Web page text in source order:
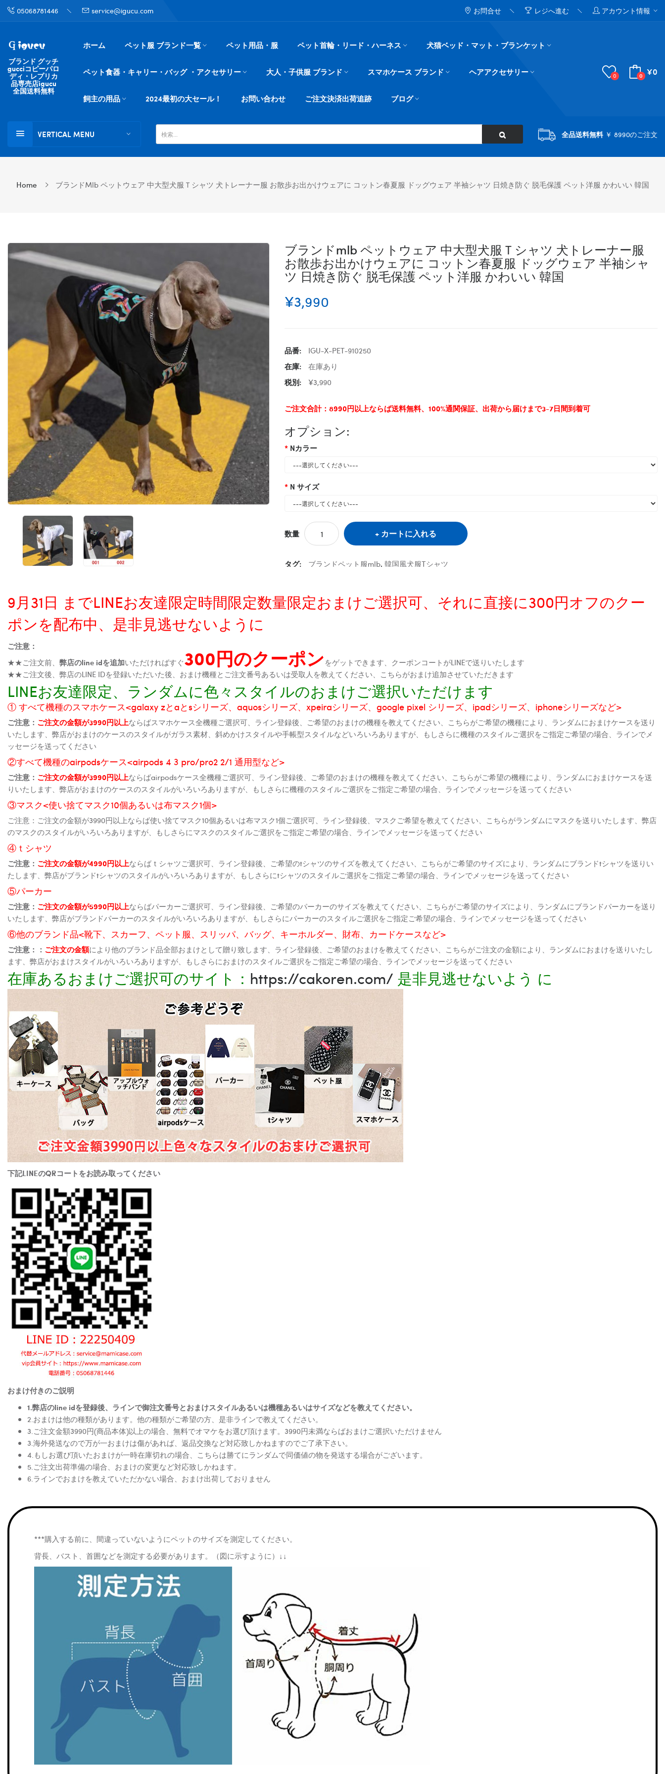
05068781446 service@igucu.com お問合せ レジへ進む アカウント情報
ブランド グッチ
gucciコピーパロ
ディ・レプリカ
品専売店igucu
全国送料無料
ホーム ペット服 ブランド一覧 ペット用品・服 ペット首輪・リード・ハーネス 犬猫ベッド・マット・ブランケット
ペット食器・キャリー・バッグ ・アクセサリー 大人・子供服 ブランド スマホケース ブランド ヘアアクセサリー
飼主の用品 2024最初の大セール！ お問い合わせ ご注文決済出荷追跡 ブログ
0 0 ¥0
VERTICAL MENU 全品送料無料￥ 8990のご注文
Home ブランドmlb ペットウェア 中大型犬服Ｔシャツ 犬トレーナー服 お散歩お出かけウェアに コットン春夏服 ドッグウェア 半袖シャツ 日焼き防ぐ 脱毛保護 ペット洋服 かわいい 韓国
ブランドmlb ペットウェア 中大型犬服Ｔシャツ 犬トレーナー服
お散歩お出かけウェアに コットン春夏服 ドッグウェア 半袖シャ
ツ 日焼き防ぐ 脱毛保護 ペット洋服 かわいい 韓国
¥3,990
品番:
IGU-X-PET-910250
在庫:
在庫あり
税別:
¥3,990
ご注文合計：8990円以上ならば送料無料、100%通関保証、出荷から届けまで3-7日間到着可
オプション:
Nカラー
N サイズ
数量 カートに入れる
タグ: ブランドペット服mlb, 韓国風犬服Tシャツ
9月31日 までLINEお友達限定時間限定数量限定おまけご選択可、それに直接に300円オフのクー
ポンを配布中、是非見逃せないように
ご注意：
★★ご注文前、 弊店のline idを追加いただければすぐ300円のクーポンをゲットできます、クーポンコートがLINEで送りいたします
★★ご注文後、弊店のLINE IDを登録いただいた後、おまけ機種とご注文番号あるいは受取人を教えてください、こちらがおまけ追加させていただきます
LINEお友達限定、ランダムに色々スタイルのおまけご選択いただけます
① すべて機種のスマホケース<galaxy zとaとsシリーズ、aquosシリーズ、xpeiraシリーズ、google pixel シリーズ、ipadシリーズ、iphoneシリーズなど>
ご注意： ご注文の金額が3990円以上ならばスマホケース全機種ご選択可、ライン登録後、ご希望のおまけの機種を教えてください、こちらがご希望の機種により、ランダムにおまけケースを送り
いたします、弊店がおまけのケースのスタイルがガラス素材、斜めかけスタイルや手帳型スタイルなどいろいろありますが、もしさらに機種のスタイルご選択をご指定ご希望の場合、ラインでメ
ッセージを送ってください
②すべて機種のairpodsケース<airpods 4 3 pro/pro2 2/1 通用型など>
ご注意： ご注文の金額が3990円以上ならばairpodsケース全機種ご選択可、ライン登録後、ご希望のおまけの機種を教えてください、こちらがご希望の機種により、ランダムにおまけケースを送
りいたします、弊店がおまけのケースのスタイルがいろいろありますが、もしさらに機種のスタイルご選択をご指定ご希望の場合、ラインでメッセージを送ってください
③マスク<使い捨てマスク10個あるいは布マスク1個>
ご注意：ご注文の金額が3990円以上ならば使い捨てマスク10個あるいは布マスク1個ご選択可、ライン登録後、マスクご希望を教えてください、こちらがランダムにマスクを送りいたします、弊店
のマスクのスタイルがいろいろありますが、もしさらにマスクのスタイルご選択をご指定ご希望の場合、ラインでメッセージを送ってください
④ｔシャツ
ご注意： ご注文の金額が4990円以上ならばｔシャツご選択可、ライン登録後、ご希望のtシャツのサイズを教えてください、こちらがご希望のサイズにより、ランダムにブランドtシャツを送りい
たします、弊店がブランドtシャツのスタイルがいろいろありますが、もしさらにtシャツのスタイルご選択をご指定ご希望の場合、ラインでメッセージを送ってください
⑤パーカー
ご注意： ご注文の金額が5990円以上ならばパーカーご選択可、ライン登録後、ご希望のパーカーのサイズを教えてください、こちらがご希望のサイズにより、ランダムにブランドパーカーを送り
いたします、弊店がブランドパーカーのスタイルがいろいろありますが、もしさらにパーカーのスタイルご選択をご指定ご希望の場合、ラインでメッセージを送ってください
⑥他のブランド品<靴下、スカーフ、ペット服、スリッパ、バッグ、キーホルダー、財布、カードケースなど>
ご注意：： ご注文の金額により他のブランド品全部おまけとして贈り致します、ライン登録後、ご希望のおまけを教えてください、こちらがご注文の金額により、ランダムにおまけを送りいたし
ます、弊店がおまけスタイルがいろいろありますが、もしさらにおまけのスタイルご選択をご指定ご希望の場合、ラインでメッセージを送ってください
在庫あるおまけご選択可のサイト： https://cakoren.com/ 是非見逃せないよう に
下記LINEのQRコートをお読み取ってください
おまけ付きのご説明
1.弊店のline idを登録後、ラインで御注文番号とおまけスタイルあるいは機種あるいはサイズなどを教えてください。
2.おまけは他の種類があります。他の種類がご希望の方、是非ラインで教えてください。
3.ご注文金額3990円(商品本体)以上の場合、無料でオマケをお選び頂けます。3990円未満ならばおまけご選択いただけません
3.海外発送なので万が一おまけは傷があれば、返品交換など対応致しかねますのでご了承下さい。
4.もしお選び頂いたおまけが一時在庫切れの場合、こちらは勝てにランダムで同価値の物を発送する場合がございます。
5.ご注文出荷準備の場合、おまけの変更など対応致しかねます。
6.ラインでおまけを教えていただかない場合、おまけ出荷しておりません
***購入する前に、間違っていないようにペットのサイズを測定してください。
背長、バスト、首囲などを測定する必要があります。（図に示すように）↓↓